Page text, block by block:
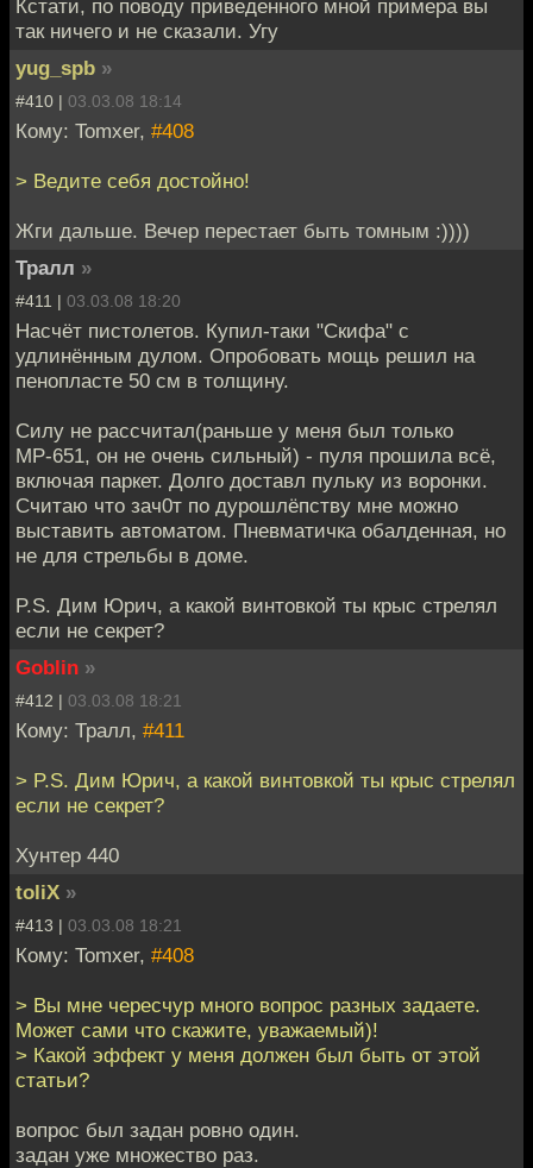
Кстати, по поводу приведенного мной примера вы
так ничего и не сказали. Угу
yug_spb »
#410 | 03.03.08 18:14
Кому: Tomxer, #408
> Ведите себя достойно!
Жги дальше. Вечер перестает быть томным :))))
Тралл »
#411 | 03.03.08 18:20
Насчёт пистолетов. Купил-таки "Скифа" с
удлинённым дулом. Опробовать мощь решил на
пенопласте 50 см в толщину.
Силу не рассчитал(раньше у меня был только
МР-651, он не очень сильный) - пуля прошила всё,
включая паркет. Долго доставл пульку из воронки.
Считаю что зач0т по дурошлёпству мне можно
выставить автоматом. Пневматичка обалденная, но
не для стрельбы в доме.
P.S. Дим Юрич, а какой винтовкой ты крыс стрелял
если не секрет?
Goblin »
#412 | 03.03.08 18:21
Кому: Тралл, #411
> P.S. Дим Юрич, а какой винтовкой ты крыс стрелял
если не секрет?
Хунтер 440
toliX »
#413 | 03.03.08 18:21
Кому: Tomxer, #408
> Вы мне чересчур много вопрос разных задаете.
Может сами что скажите, уважаемый)!
> Какой эффект у меня должен был быть от этой
статьи?
вопрос был задан ровно один.
задан уже множество раз.